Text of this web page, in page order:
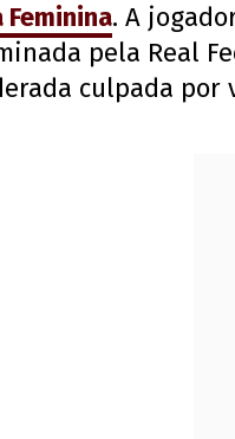
Feminina. A
pela Real
culpada